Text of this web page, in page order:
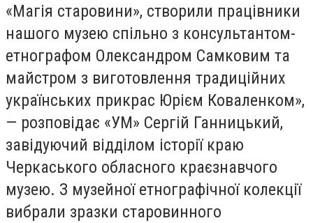
«Магія старовини», створили працівники
нашого музею спільно з консультантом-
етнографом Олександром Самковим та
майстром з виготовлення традиційних
українських прикрас Юрієм Коваленком»,
— розповідає «УМ» Сергій Ганницький,
завідуючий відділом історії краю
Черкаського обласного краєзнавчого
музею. З музейної етнографічної колекції
вибрали зразки старовинного